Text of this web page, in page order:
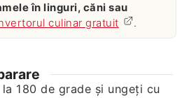
culinar gratuit .
180 de grade și ungeți cu